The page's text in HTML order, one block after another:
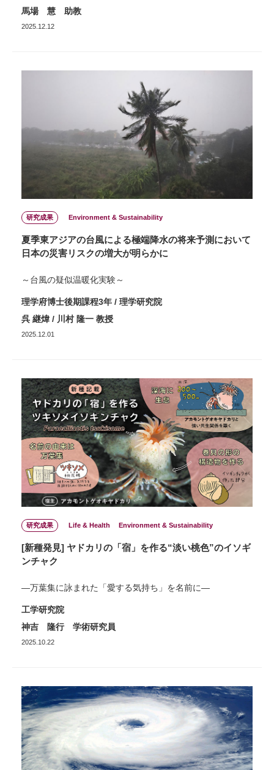
馬場 慧 助教
2025.12.12
研究成果 Environment & Sustainability
夏季東アジアの台風による極端降水の将来予測において
日本の災害リスクの増大が明らかに
～台風の疑似温暖化実験～
理学府博士後期課程3年 / 理学研究院
呉 継煒 / 川村 隆一 教授
2025.12.01
研究成果 Life & Health Environment & Sustainability
[新種発見] ヤドカリの「宿」を作る“淡い桃色”のイソギ
ンチャク
―万葉集に詠まれた「愛する気持ち」を名前に―
工学研究院
神吉 隆行 学術研究員
2025.10.22